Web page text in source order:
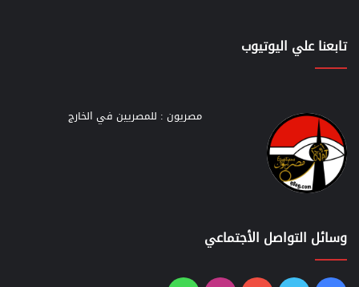
تابعنا علي اليوتيوب
مصريون : للمصريين في الخارج
وسائل التواصل الأجتماعي